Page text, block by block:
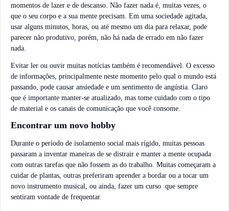
momentos de lazer e de descanso. Não fazer nada é, muitas vezes, o
que o seu corpo e a sua mente precisam. Em uma sociedade agitada,
usar alguns minutos, horas, ou até mesmo um dia para relaxar, pode
parecer não produtivo, porém, não há nada de errado em não fazer
nada.
Evitar ler ou ouvir muitas notícias também é recomendável. O excesso
de informações, principalmente neste momento pelo qual o mundo está
passando, pode causar ansiedade e um sentimento de angústia. Claro
que é importante manter-se atualizado, mas tome cuidado com o tipo
de material e os canais de comunicação que você consome.
Encontrar um novo hobby
Durante o período de isolamento social mais rígido, muitas pessoas
passaram a inventar maneiras de se distrair e manter a mente ocupada
com outras tarefas que não fossem as do trabalho. Muitas começaram a
cuidar de plantas, outras preferiram aprender a bordar ou a tocar um
novo instrumento musical, ou ainda, fazer um curso que sempre
sentiram vontade de frequentar.